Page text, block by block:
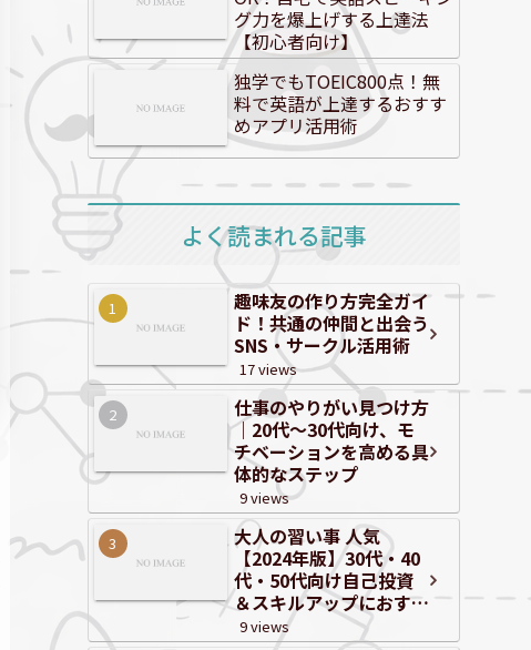
グ力を爆上げする上達法
【初心者向け】
独学でもTOEIC800点！無
料で英語が上達するおすす
めアプリ活用術
よく読まれる記事
趣味友の作り方完全ガイ
ド！共通の仲間と出会う
SNS・サークル活用術
17 views
仕事のやりがい見つけ方
｜20代～30代向け、モ
チベーションを高める具
体的なステップ
9 views
大人の習い事 人気
【2024年版】30代・40
代・50代向け自己投資
＆スキルアップにおすす
めジャンルと体験情報
9 views